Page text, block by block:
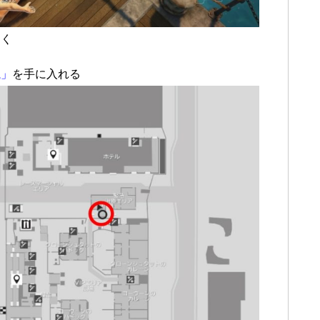
を手に入れる